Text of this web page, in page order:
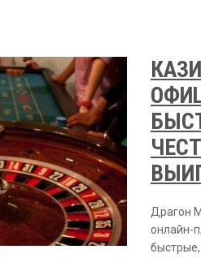
Драгон
онлайн-
быстрые,